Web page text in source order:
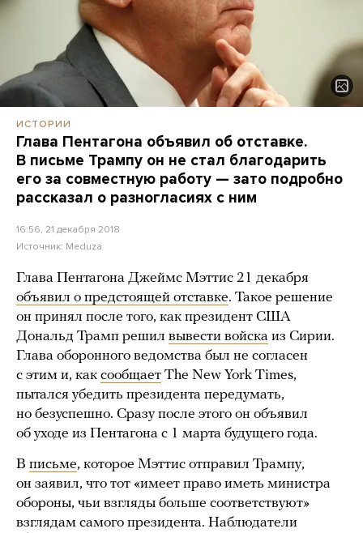
ИСТОРИИ
Глава Пентагона объявил об отставке.
В письме Трампу он не стал благодарить
его за совместную работу — зато подробно
рассказал о разногласиях с ним
16:56, 21 декабря 2018
Источник: Meduza
Глава Пентагона Джеймс Мэттис 21 декабря
объявил о предстоящей отставке. Такое решение
он принял после того, как президент США
Дональд Трамп решил вывести войска из Сирии.
Глава оборонного ведомства был не согласен
с этим и, как сообщает The New York Times,
пытался убедить президента передумать,
но безуспешно. Сразу после этого он объявил
об уходе из Пентагона с 1 марта будущего года.
В письме, которое Мэттис отправил Трампу,
он заявил, что тот «имеет право иметь министра
обороны, чьи взгляды больше соответствуют»
взглядам самого президента. Наблюдатели